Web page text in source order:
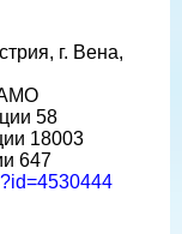
г. Вена,
58
18003
647